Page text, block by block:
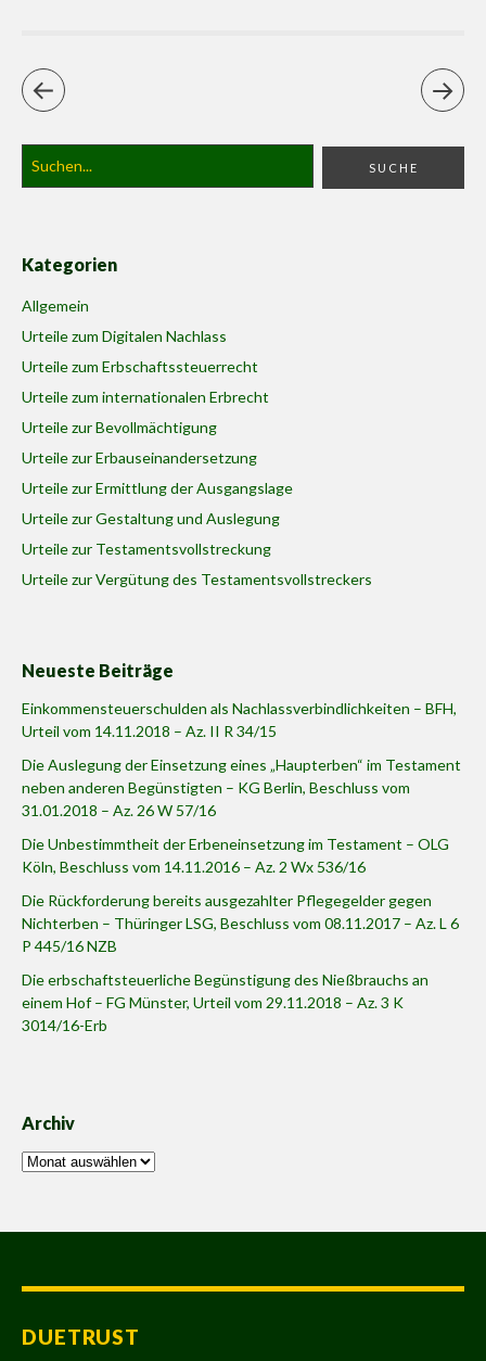
Kategorien
Allgemein
Urteile zum Digitalen Nachlass
Urteile zum Erbschaftssteuerrecht
Urteile zum internationalen Erbrecht
Urteile zur Bevollmächtigung
Urteile zur Erbauseinandersetzung
Urteile zur Ermittlung der Ausgangslage
Urteile zur Gestaltung und Auslegung
Urteile zur Testamentsvollstreckung
Urteile zur Vergütung des Testamentsvollstreckers
Neueste Beiträge
Einkommensteuerschulden als Nachlassverbindlichkeiten – BFH,
Urteil vom 14.11.2018 – Az. II R 34/15
Die Auslegung der Einsetzung eines „Haupterben“ im Testament
neben anderen Begünstigten – KG Berlin, Beschluss vom
31.01.2018 – Az. 26 W 57/16
Die Unbestimmtheit der Erbeneinsetzung im Testament – OLG
Köln, Beschluss vom 14.11.2016 – Az. 2 Wx 536/16
Die Rückforderung bereits ausgezahlter Pflegegelder gegen
Nichterben – Thüringer LSG, Beschluss vom 08.11.2017 – Az. L 6
P 445/16 NZB
Die erbschaftsteuerliche Begünstigung des Nießbrauchs an
einem Hof – FG Münster, Urteil vom 29.11.2018 – Az. 3 K
3014/16-Erb
Archiv
Archiv
DUETRUST